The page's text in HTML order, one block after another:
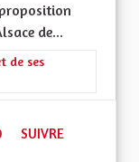
de...
de ses
49 ABONNÉS
SUIVRE